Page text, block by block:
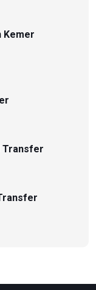
Kemer
Transfer